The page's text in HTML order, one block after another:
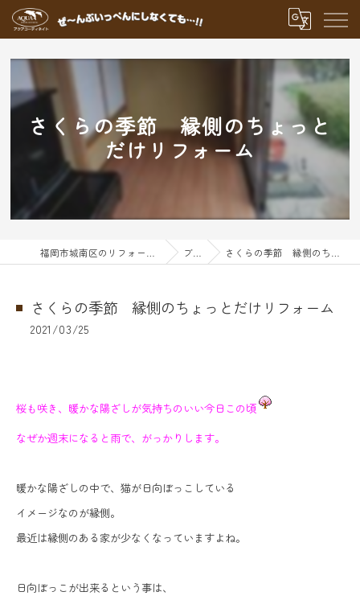
さくらの季節 縁側のちょっと
だけリフォーム
ブログ さくらの季節 縁側のちょっとだけリフォーム
さくらの季節 縁側のちょっとだけリフォーム
2021/03/25
桜も咲き、暖かな陽ざしが気持ちのいい今日この頃
なぜか週末になると雨で、がっかりします。
暖かな陽ざしの中で、猫が日向ぼっこしている
イメージなのが縁側。
最近は縁側のある家が少なくなっていますよね。
日向ぼっこが出来るという事は、